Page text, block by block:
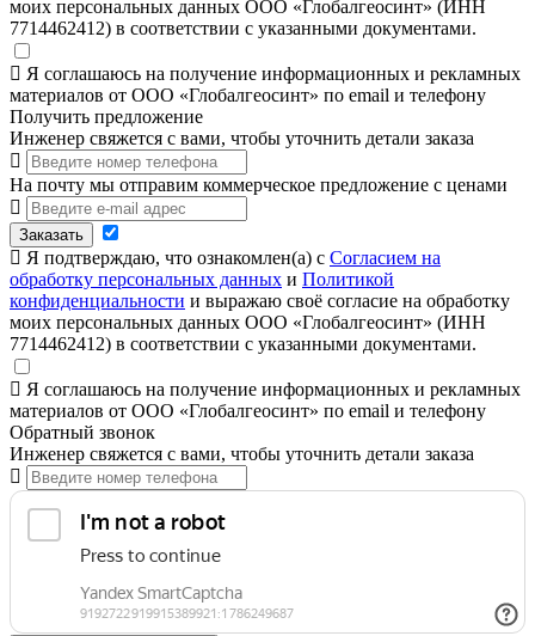
моих персональных данных ООО «Глобалгеосинт» (ИНН
7714462412) в соответствии с указанными документами.
Я соглашаюсь на получение информационных и рекламных
материалов от ООО «Глобалгеосинт» по email и телефону
Получить предложение
Инженер свяжется с вами, чтобы уточнить детали заказа
На почту мы отправим коммерческое предложение с ценами
Заказать
Я подтверждаю, что ознакомлен(а) с Согласием на
обработку персональных данных и Политикой
конфиденциальности и выражаю своё согласие на обработку
моих персональных данных ООО «Глобалгеосинт» (ИНН
7714462412) в соответствии с указанными документами.
Я соглашаюсь на получение информационных и рекламных
материалов от ООО «Глобалгеосинт» по email и телефону
Обратный звонок
Инженер свяжется с вами, чтобы уточнить детали заказа